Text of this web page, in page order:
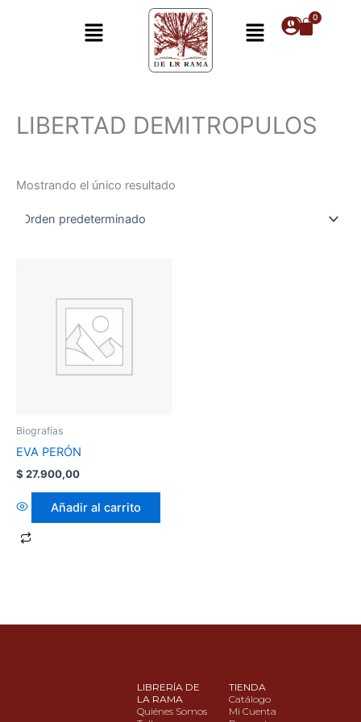
Menú Menú
LIBERTAD DEMITROPULOS
Mostrando el único resultado
Biografías
EVA PERÓN
$ 27.900,00
Añadir al carrito
LIBRERÍA DE
LA RAMA
Quiénes Somos
TIENDA
Catálogo
Mi Cuenta